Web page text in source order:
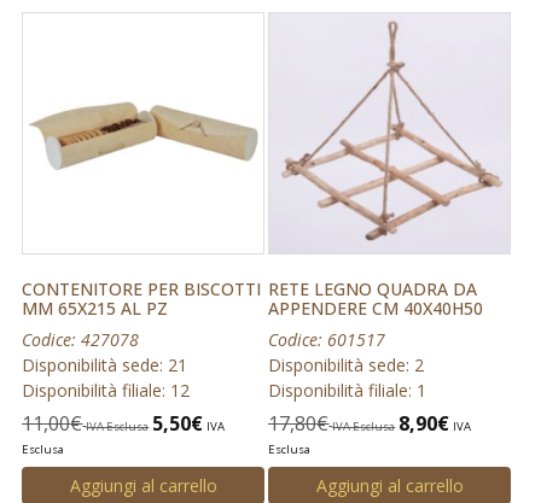
CONTENITORE PER BISCOTTI
MM 65X215 AL PZ
Codice: 427078
Disponibilità sede: 21
Disponibilità filiale: 12
11,00€ IVA Esclusa 5,50€ IVA
Esclusa
Aggiungi al carrello
RETE LEGNO QUADRA DA
APPENDERE CM 40X40H50
Codice: 601517
Disponibilità sede: 2
Disponibilità filiale: 1
17,80€ IVA Esclusa 8,90€ IVA
Esclusa
Aggiungi al carrello